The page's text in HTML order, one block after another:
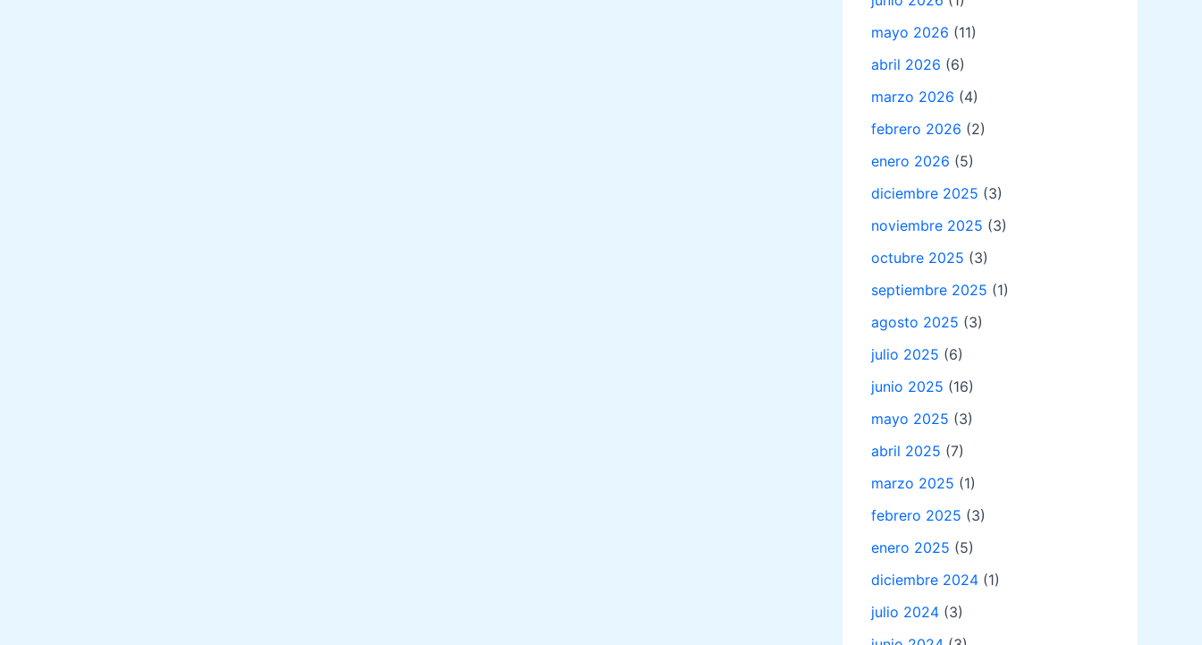
mayo 2026 (11)
abril 2026 (6)
marzo 2026 (4)
febrero 2026 (2)
enero 2026 (5)
diciembre 2025 (3)
noviembre 2025 (3)
octubre 2025 (3)
septiembre 2025 (1)
agosto 2025 (3)
julio 2025 (6)
junio 2025 (16)
mayo 2025 (3)
abril 2025 (7)
marzo 2025 (1)
febrero 2025 (3)
enero 2025 (5)
diciembre 2024 (1)
julio 2024 (3)